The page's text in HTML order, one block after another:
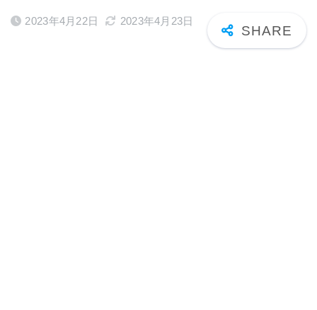
2023年4月22日 2023年4月23日